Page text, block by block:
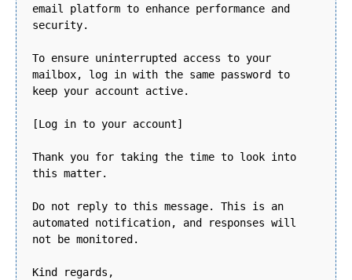
email platform to enhance performance and
security.
To ensure uninterrupted access to your
mailbox, log in with the same password to
keep your account active.
[Log in to your account]
Thank you for taking the time to look into
this matter.
Do not reply to this message. This is an
automated notification, and responses will
not be monitored.
Kind regards,